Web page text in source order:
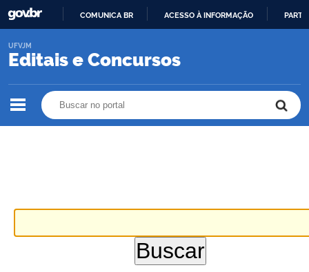
O
COMUNICA BR ACESSO À INFORMAÇÃO
Editais e Concursos
UFVJM